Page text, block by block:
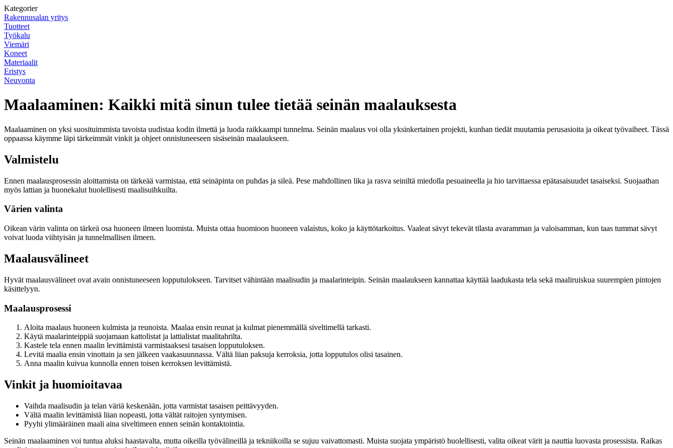
Kategorier
Rakennusalan yritys
Tuotteet
Työkalu
Viemäri
Koneet
Materiaalit
Eristys
Neuvonta
Maalaaminen: Kaikki mitä sinun tulee tietää seinän maalauksesta
Maalaaminen on yksi suosituimmista tavoista uudistaa kodin ilmettä ja luoda raikkaampi tunnelma. Seinän maalaus voi olla yksinkertainen projekti, kunhan tiedät muutamia perusasioita ja oikeat työvaiheet. Tässä
oppaassa käymme läpi tärkeimmät vinkit ja ohjeet onnistuneeseen sisäseinän maalaukseen.
Valmistelu
Ennen maalausprosessin aloittamista on tärkeää varmistaa, että seinäpinta on puhdas ja sileä. Pese mahdollinen lika ja rasva seiniltä miedolla pesuaineella ja hio tarvittaessa epätasaisuudet tasaiseksi. Suojaathan
myös lattian ja huonekalut huolellisesti maalisuihkuilta.
Värien valinta
Oikean värin valinta on tärkeä osa huoneen ilmeen luomista. Muista ottaa huomioon huoneen valaistus, koko ja käyttötarkoitus. Vaaleat sävyt tekevät tilasta avaramman ja valoisamman, kun taas tummat sävyt
voivat luoda viihtyisän ja tunnelmallisen ilmeen.
Maalausvälineet
Hyvät maalausvälineet ovat avain onnistuneeseen lopputulokseen. Tarvitset vähintään maalisudin ja maalarinteipin. Seinän maalaukseen kannattaa käyttää laadukasta tela sekä maaliruiskua suurempien pintojen
käsittelyyn.
Maalausprosessi
Aloita maalaus huoneen kulmista ja reunoista. Maalaa ensin reunat ja kulmat pienemmällä siveltimellä tarkasti.
Käytä maalarinteippiä suojamaan kattolistat ja lattialistat maalitahrilta.
Kastele tela ennen maalin levittämistä varmistaaksesi tasaisen lopputuloksen.
Levitä maalia ensin vinottain ja sen jälkeen vaakasuunnassa. Vältä liian paksuja kerroksia, jotta lopputulos olisi tasainen.
Anna maalin kuivua kunnolla ennen toisen kerroksen levittämistä.
Vinkit ja huomioitavaa
Vaihda maalisudin ja telan väriä keskenään, jotta varmistat tasaisen peittävyyden.
Vältä maalin levittämistä liian nopeasti, jotta vältät raitojen syntymisen.
Pyyhi ylimääräinen maali aina siveltimeen ennen seinän kontaktointia.
Seinän maalaaminen voi tuntua aluksi haastavalta, mutta oikeilla työvälineillä ja tekniikoilla se sujuu vaivattomasti. Muista suojata ympäristö huolellisesti, valita oikeat värit ja nauttia luovasta prosessista. Raikas